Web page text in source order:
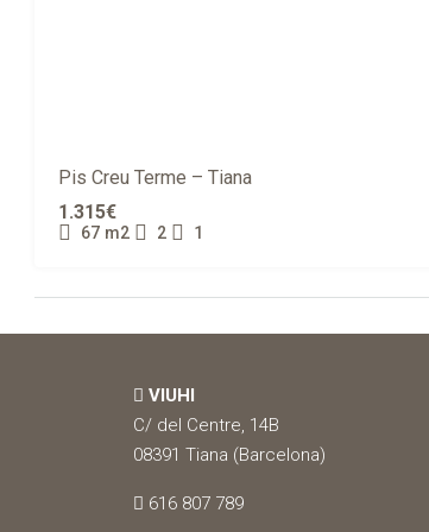
Pis Creu Terme – Tiana
1.315€
67 m2 2 1
VIUHI
C/ del Centre, 14B
08391 Tiana (Barcelona)
616 807 789